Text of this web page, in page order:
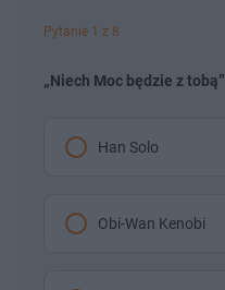
Pytanie 1 z 8
„Niech Moc będzie z tobą”
Han Solo
Obi-Wan Kenobi